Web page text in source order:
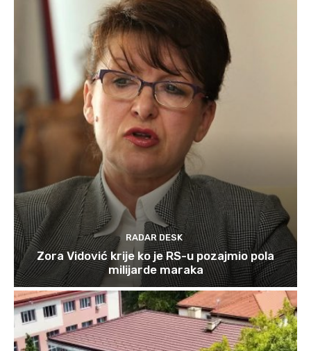
RADAR DESK
Zora Vidović krije ko je RS-u pozajmio pola
milijarde maraka